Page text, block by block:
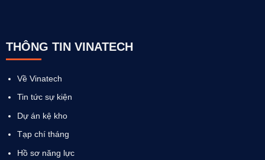
THÔNG TIN VINATECH
Về Vinatech
Tin tức sự kiện
Dự án kệ kho
Tạp chí tháng
Hồ sơ năng lực